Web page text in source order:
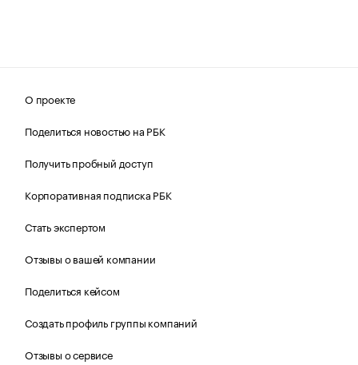
О проекте
Поделиться новостью на РБК
Получить пробный доступ
Корпоративная подписка РБК
Стать экспертом
Отзывы о вашей компании
Поделиться кейсом
Создать профиль группы компаний
Отзывы о сервисе